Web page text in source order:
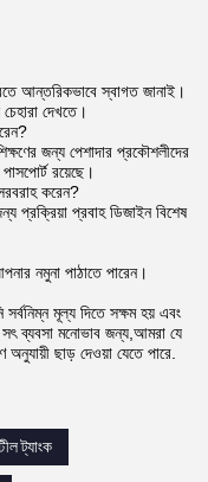
আন্তরিকভাবে স্বাগত জানাই।
দেখতে।
জন্য পেশাদার প্রকৌশলীদের
রয়েছে।
করেন?
প্রক্রিয়া প্রবাহ ডিজাইন বিশেষ
নমুনা পাঠাতে পারেন।
মূল্য দিতে সক্ষম হয় এবং
ব্যবসা মনোভাব জন্য,আমরা যে
ছাড় দেওয়া যেতে পারে.
ট্যাংক